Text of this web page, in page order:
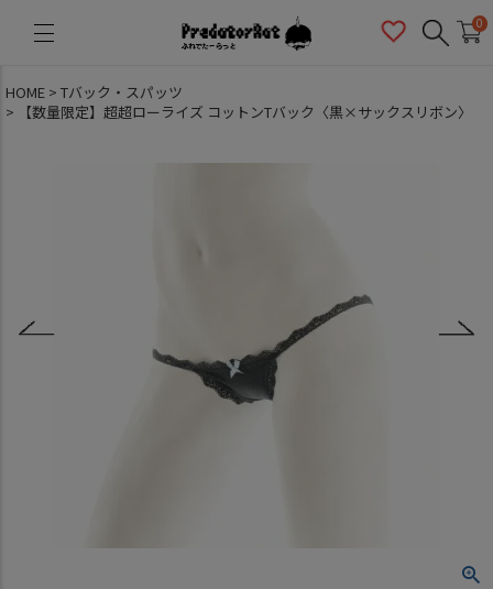
0
HOME
Tバック・スパッツ
【数量限定】超超ローライズ コットンTバック〈黒×サックスリボン〉